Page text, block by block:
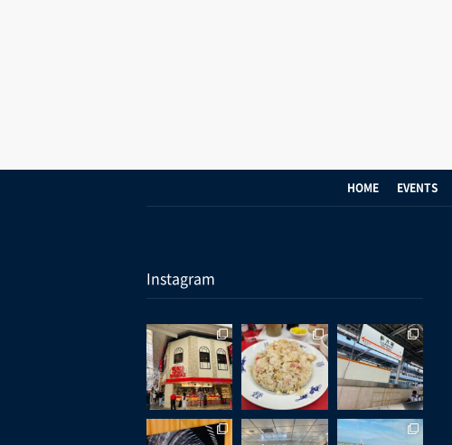
HOME EVENTS
Instagram